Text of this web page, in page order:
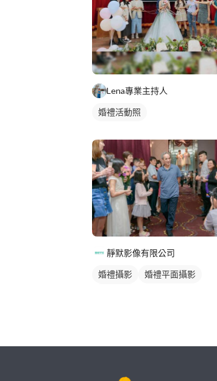
Lena專業主持人
婚禮活動照
靜默影像有限公司
婚禮攝影
婚禮平面攝影